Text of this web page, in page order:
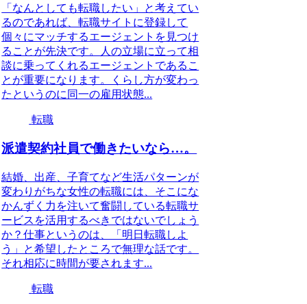
「なんとしても転職したい」と考えてい
るのであれば、転職サイトに登録して
個々にマッチするエージェントを見つけ
ることが先決です。人の立場に立って相
談に乗ってくれるエージェントであるこ
とが重要になります。くらし方が変わっ
たというのに同一の雇用状態...
転職
派遣契約社員で働きたいなら…。
結婚、出産、子育てなど生活パターンが
変わりがちな女性の転職には、そこにな
かんずく力を注いて奮闘している転職サ
ービスを活用するべきではないでしょう
か？仕事というのは、「明日転職しよ
う」と希望したところで無理な話です。
それ相応に時間が要されます...
転職